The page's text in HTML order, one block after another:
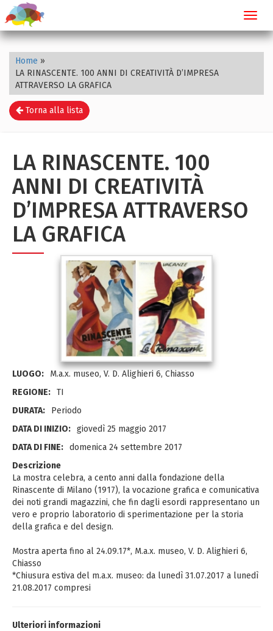
Home »
LA RINASCENTE. 100 ANNI DI CREATIVITÀ D’IMPRESA
ATTRAVERSO LA GRAFICA
Torna alla lista
LA RINASCENTE. 100
ANNI DI CREATIVITÀ
D’IMPRESA ATTRAVERSO
LA GRAFICA
LUOGO:
M.a.x. museo, V. D. Alighieri 6, Chiasso
REGIONE: TI
DURATA:
Periodo
DATA DI INIZIO: giovedì 25 maggio 2017
DATA DI FINE: domenica 24 settembre 2017
Descrizione
La mostra celebra, a cento anni dalla fondazione della
Rinascente di Milano (1917), la vocazione grafica e comunicativa
dei noti grandi magazzini, che fin dagli esordi rappresentano un
vero e proprio laboratorio di sperimentazione per la storia
della grafica e del design.
Mostra aperta fino al 24.09.17*, M.a.x. museo, V. D. Alighieri 6,
Chiasso
*Chiusura estiva del m.a.x. museo: da lunedì 31.07.2017 a lunedì
21.08.2017 compresi
Ulteriori informazioni